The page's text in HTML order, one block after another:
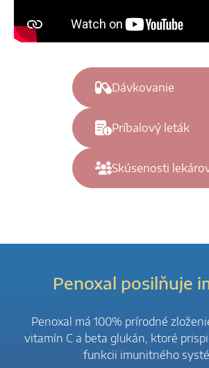
Dávkovanie
Príbalový leták
Skúsenosti
Penoxal posilňuje
Penoxal má 100% prírodné
vitamín C a beta glukán, ktoré
funkcii imunitného